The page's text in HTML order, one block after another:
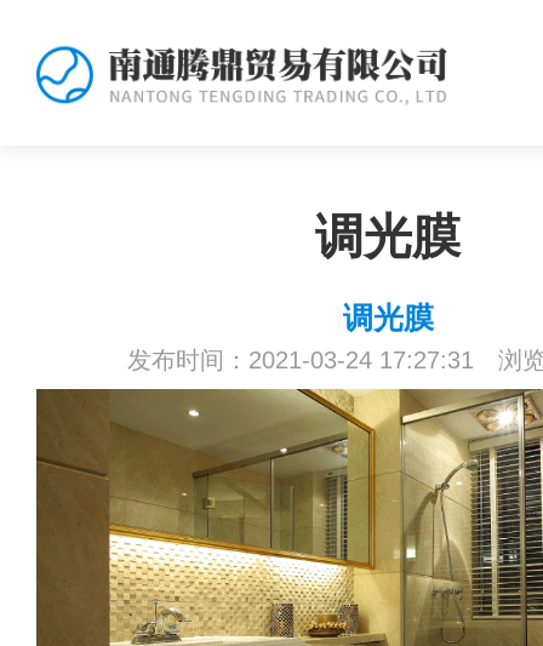
调光膜
调光膜
发布时间：2021-03-24 17:27:31 浏